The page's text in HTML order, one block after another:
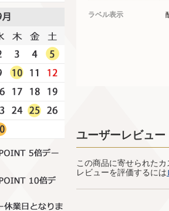
ラベル表示
ユーザーレビュー
この商品に寄せられた
レビューを評価するには